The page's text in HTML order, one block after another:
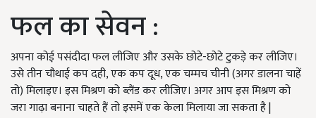
फल का सेवन :
अपना कोई पसंदीदा फल लीजिए और उसके छोटे-छोटे टुकड़े कर लीजिए।
उसे तीन चौथाई कप दही, एक कप दूध, एक चम्मच चीनी (अगर डालना चाहें
तो) मिलाइए। इस मिश्रण को ब्लैंड कर लीजिए। अगर आप इस मिश्रण को
जरा गाढ़ा बनाना चाहते हैं तो इसमें एक केला मिलाया जा सकता है |